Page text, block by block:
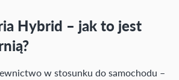
Hybrid – jak to jest
w stosunku do samochodu –